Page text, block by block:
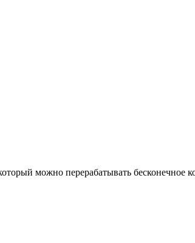
можно перерабатывать бесконечное